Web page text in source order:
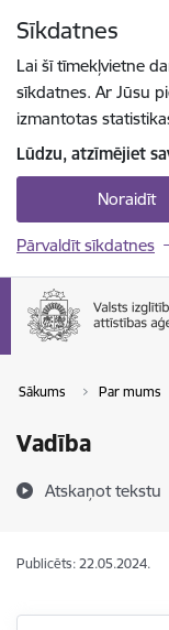
Sīkdatnes
Lai šī tīmekļvietne
sīkdatnes. Ar Jūsu
izmantotas
Lūdzu, atzīmējiet
Noraidīt
Pārvaldīt sīkdatnes
Sākums Par mums
Vadība
Atskaņot tekstu
Publicēts: 22.05.2024.